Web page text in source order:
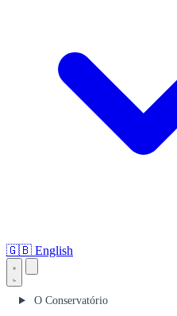
🇬🇧 English
O Conservatório